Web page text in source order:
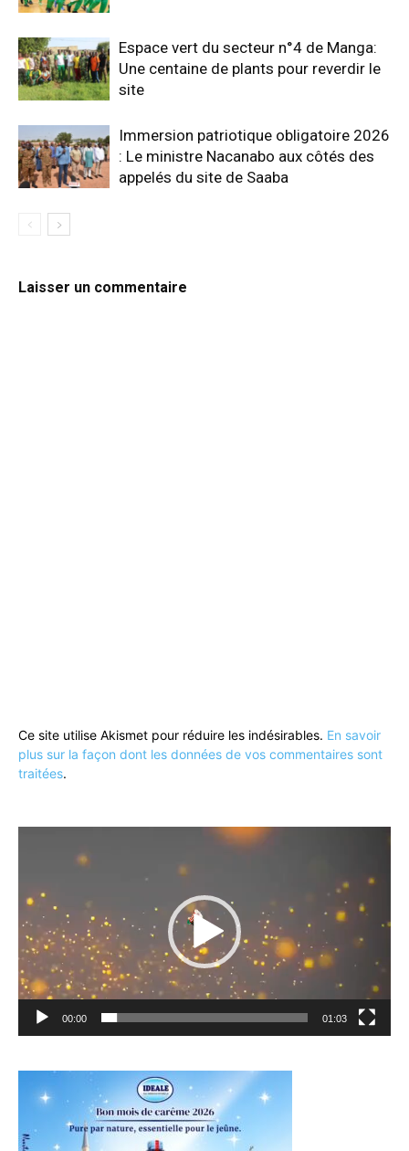
Espace vert du secteur n°4 de Manga:
Une centaine de plants pour reverdir le
site
Immersion patriotique obligatoire 2026
: Le ministre Nacanabo aux côtés des
appelés du site de Saaba
Laisser un commentaire
Ce site utilise Akismet pour réduire les indésirables. En savoir
plus sur la façon dont les données de vos commentaires sont
traitées.
00:00 01:03